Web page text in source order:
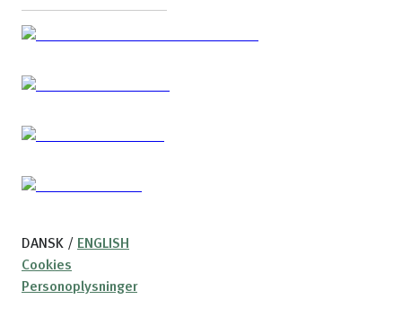
DANSK / ENGLISH
Cookies
Personoplysninger